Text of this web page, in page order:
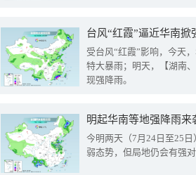
台风“红霞”逼近华南
受台风“红霞”影响，今天
特大暴雨；明天，【湖南
现强降雨。
明起华南等地强降雨
今明两天（7月24日至25
弱态势，但局地仍会有强